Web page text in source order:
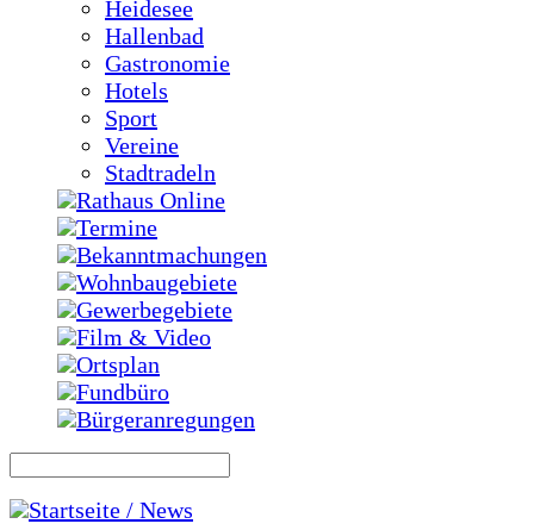
Heidesee
Hallenbad
Gastronomie
Hotels
Sport
Vereine
Stadtradeln
Rathaus Online
Termine
Bekanntmachungen
Wohnbaugebiete
Gewerbegebiete
Film & Video
Ortsplan
Fundbüro
Bürgeranregungen
Startseite / News